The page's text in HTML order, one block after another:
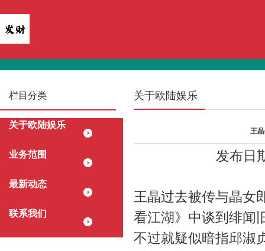
栏目分类
关于欧陆娱乐
业务范围
最新动态
联系我们
关于欧陆娱乐
王
发布日
王晶过去被传与晶女
看江湖》中谈到绯闻
不过就疑似暗指邱淑